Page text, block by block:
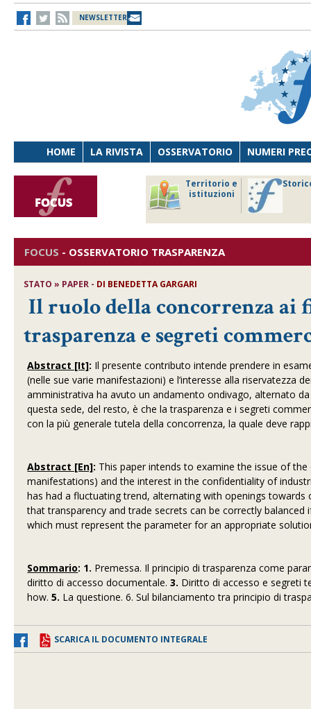
NEWSLETTER
HOME LA RIVISTA OSSERVATORIO NUMERI
Territorio e
istituzioni
FOCUS - OSSERVATORIO TRASPARENZA
STATO » PAPER - DI BENEDETTA GARGARI
Il ruolo della concorrenza
trasparenza e segreti
Abstract [It]: Il presente contributo intende prendere in
(nelle sue varie manifestazioni) e l’interesse alla riservatezza
amministrativa ha avuto un andamento ondivago, alternato
questa sede, del resto, è che la trasparenza e i segreti
con la più generale tutela della concorrenza, la quale deve
Abstract [En]: This paper intends to examine the issue of
manifestations) and the interest in the confidentiality of
has had a fluctuating trend, alternating with openings
that transparency and trade secrets can be correctly
which must represent the parameter for an appropriate
Sommario: 1. Premessa. Il principio di trasparenza come
diritto di accesso documentale.3. Diritto di accesso e segreti
how.5. La questione. 6. Sul bilanciamento tra principio di
SCARICA IL DOCUMENTO INTEGRALE